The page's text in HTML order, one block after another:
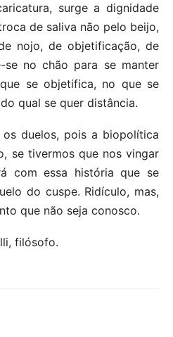
surge a dignidade
de saliva não pelo beijo,
nojo, de objetificação, de
se no chão para se manter
se objetifica, no que se
qual se quer distância.
duelos, pois a biopolítica
se tivermos que nos vingar
com essa história que se
do cuspe. Ridículo, mas,
que não seja conosco.
filósofo.